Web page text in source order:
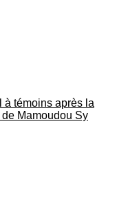
à témoins après la
Mamoudou Sy